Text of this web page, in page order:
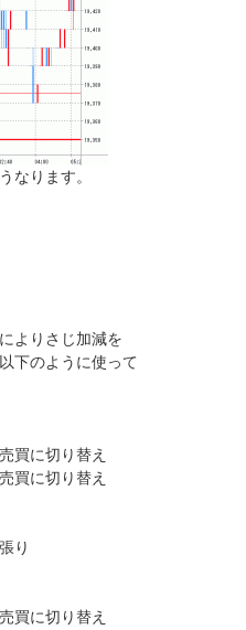
なります。
よりさじ加減を
下のように使って
買に切り替え
買に切り替え
り
買に切り替え